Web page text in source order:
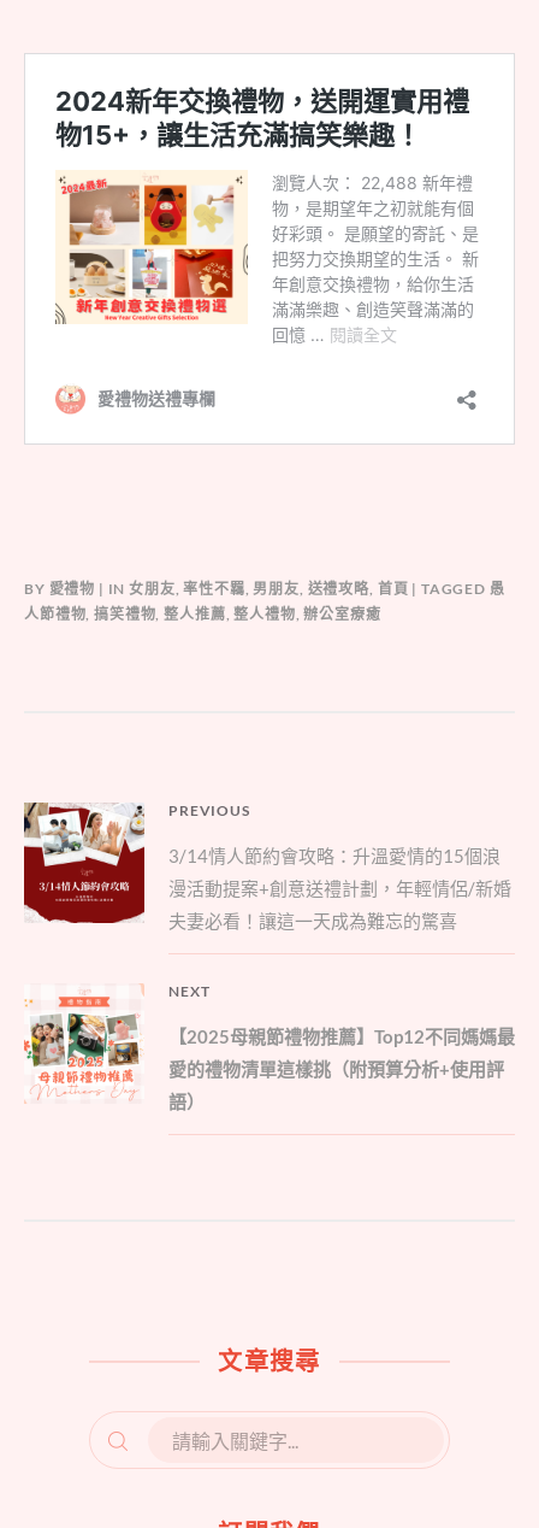
BY 愛禮物 IN女朋友,率性不羈,男朋友, 送禮攻略, 首頁 TAGGED 愚
人節禮物,搞笑禮物,整人推薦,整人禮物,辦公室療癒
文
章
導
覽
PREVIOUS
Previous
post:
3/14情人節約會攻略：升溫愛情的15個浪
漫活動提案+創意送禮計劃，年輕情侶/新婚
夫妻必看！讓這一天成為難忘的驚喜
NEXT
Next
post:
【2025母親節禮物推薦】Top12不同媽媽最
愛的禮物清單這樣挑（附預算分析+使用評
語）
文章搜尋
SEARCH
FOR: